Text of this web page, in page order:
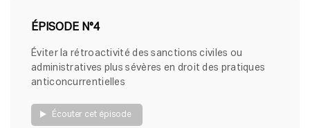
ÉPISODE N°4
Éviter la rétroactivité des sanctions civiles ou
administratives plus sévères en droit des pratiques
anticoncurrentielles
Écouter cet épisode